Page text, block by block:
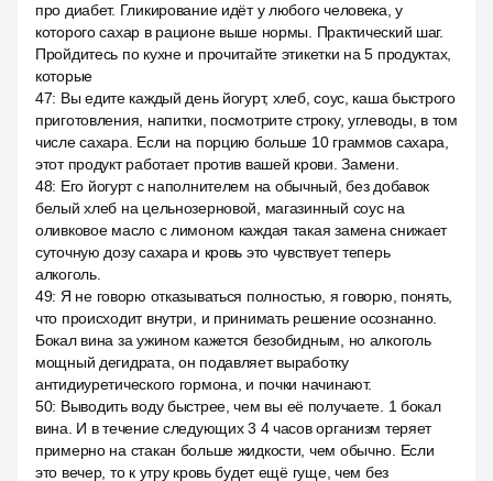
про диабет. Гликирование идёт у любого человека, у
которого сахар в рационе выше нормы. Практический шаг.
Пройдитесь по кухне и прочитайте этикетки на 5 продуктах,
которые
47: Вы едите каждый день йогурт, хлеб, соус, каша быстрого
приготовления, напитки, посмотрите строку, углеводы, в том
числе сахара. Если на порцию больше 10 граммов сахара,
этот продукт работает против вашей крови. Замени.
48: Его йогурт с наполнителем на обычный, без добавок
белый хлеб на цельнозерновой, магазинный соус на
оливковое масло с лимоном каждая такая замена снижает
суточную дозу сахара и кровь это чувствует теперь
алкоголь.
49: Я не говорю отказываться полностью, я говорю, понять,
что происходит внутри, и принимать решение осознанно.
Бокал вина за ужином кажется безобидным, но алкоголь
мощный дегидрата, он подавляет выработку
антидиуретического гормона, и почки начинают.
50: Выводить воду быстрее, чем вы её получаете. 1 бокал
вина. И в течение следующих 3 4 часов организм теряет
примерно на стакан больше жидкости, чем обычно. Если
это вечер, то к утру кровь будет ещё гуще, чем без